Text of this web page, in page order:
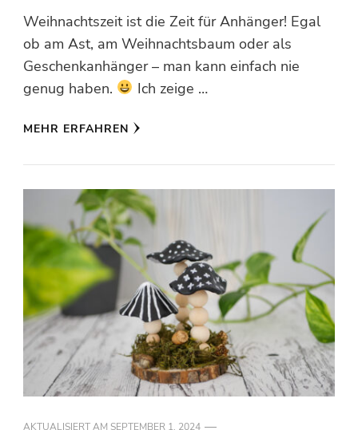
Weihnachtszeit ist die Zeit für Anhänger! Egal
ob am Ast, am Weihnachtsbaum oder als
Geschenkanhänger – man kann einfach nie
genug haben.
Ich zeige …
MEHR ERFAHREN
AKTUALISIERT AM SEPTEMBER 1, 2024